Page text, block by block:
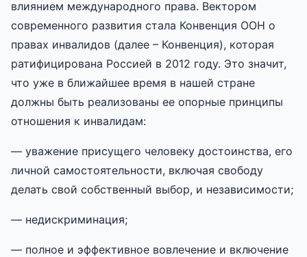
влиянием международного права. Вектором
современного развития стала Конвенция ООН о
правах инвалидов (далее – Конвенция), которая
ратифицирована Россией в 2012 году. Это значит,
что уже в ближайшее время в нашей стране
должны быть реализованы ее опорные принципы
отношения к инвалидам:
— уважение присущего человеку достоинства, его
личной самостоятельности, включая свободу
делать свой собственный выбор, и независимости;
— недискриминация;
— полное и эффективное вовлечение и включение